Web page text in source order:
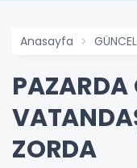
Anasayfa GÜNCEL
PAZARDA
ZORDA